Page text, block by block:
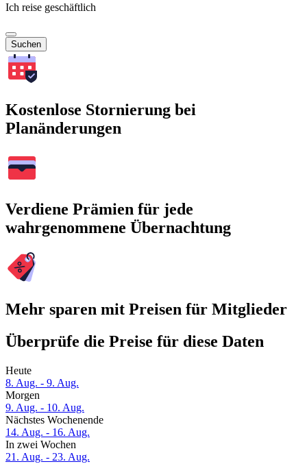
Ich reise geschäftlich
Suchen
Kostenlose Stornierung bei
Planänderungen
Verdiene Prämien für jede
wahrgenommene Übernachtung
Mehr sparen mit Preisen für Mitglieder
Überprüfe die Preise für diese Daten
Heute
8. Aug. - 9. Aug.
Morgen
9. Aug. - 10. Aug.
Nächstes Wochenende
14. Aug. - 16. Aug.
In zwei Wochen
21. Aug. - 23. Aug.